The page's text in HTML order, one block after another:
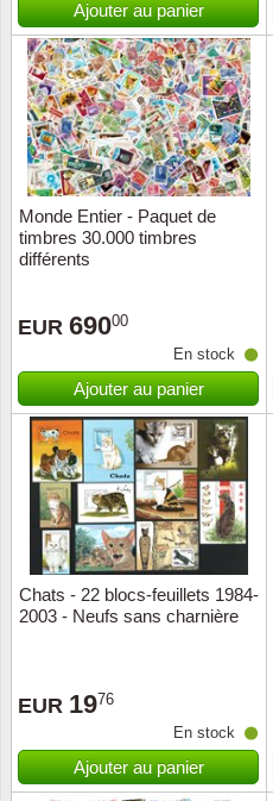
Ajouter au panier
Monde Entier - Paquet de
timbres 30.000 timbres
différents
EUR 69000
En stock
Ajouter au panier
Chats - 22 blocs-feuillets 1984-
2003 - Neufs sans charnière
EUR 1976
En stock
Ajouter au panier